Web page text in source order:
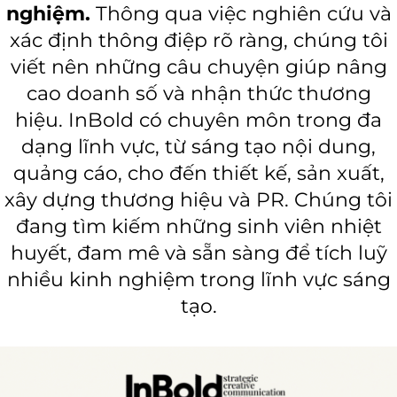
nghiệm. Thông qua việc nghiên cứu và
xác định thông điệp rõ ràng, chúng tôi
viết nên những câu chuyện giúp nâng
cao doanh số và nhận thức thương
hiệu. InBold có chuyên môn trong đa
dạng lĩnh vực, từ sáng tạo nội dung,
quảng cáo, cho đến thiết kế, sản xuất,
xây dựng thương hiệu và PR. Chúng tôi
đang tìm kiếm những sinh viên nhiệt
huyết, đam mê và sẵn sàng để tích luỹ
nhiều kinh nghiệm trong lĩnh vực sáng
tạo.